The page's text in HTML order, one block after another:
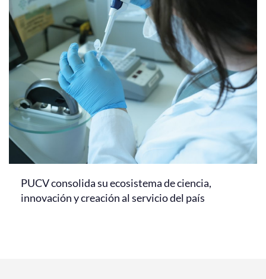
PUCV consolida su ecosistema de ciencia,
innovación y creación al servicio del país